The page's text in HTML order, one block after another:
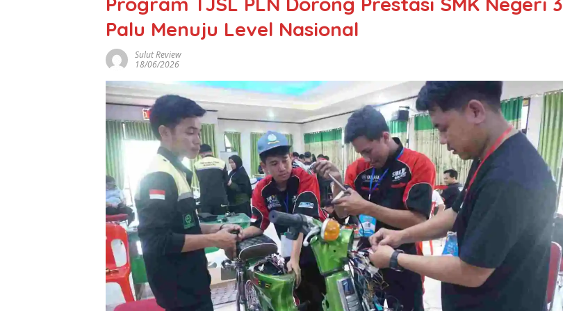
Palu Menuju Level Nasional
Sulut Review
18/06/2026